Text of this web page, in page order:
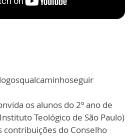
os alunos do 2º ano de
Teológico de São Paulo)
contribuições do Conselho